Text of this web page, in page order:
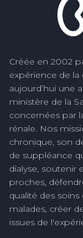
Créée en 2002
expérience de la
aujourd’hui une
ministère de la
concernées par
rénale. Nos
chronique, son
de suppléance
dialyse, soutenir
proches,
qualité des
malades, créer
issues de